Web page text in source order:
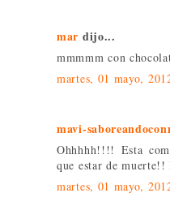
mar dijo...
mmmmm con
martes, 01 mayo,
mavi-
Ohhhhh!!!! Esta
que estar de muerte!!
martes, 01 mayo,